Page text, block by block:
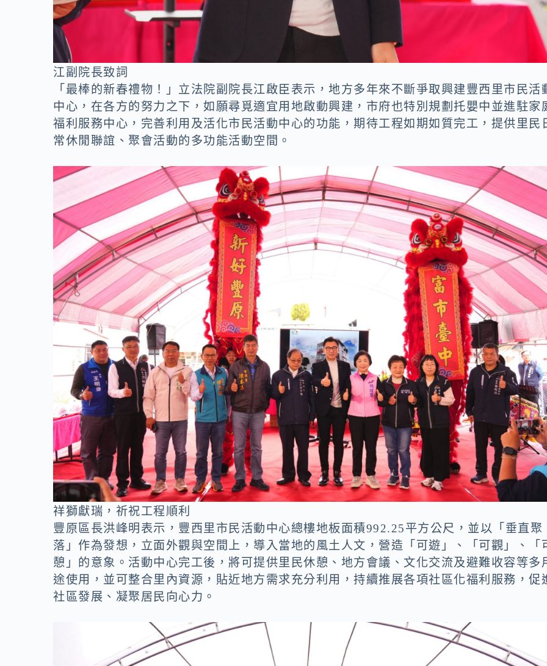
江副院長致詞
「最棒的新春禮物！」立法院副院長江啟臣表示，地方多年來不斷爭取興建豐西里市民活
中心，在各方的努力之下，如願尋覓適宜用地啟動興建，市府也特別規劃托嬰中並進駐家
福利服務中心，完善利用及活化市民活動中心的功能，期待工程如期如質完工，提供里民
常休閒聯誼、聚會活動的多功能活動空間。
祥獅獻瑞，祈祝工程順利
豐原區長洪峰明表示，豐西里市民活動中心總樓地板面積992.25平方公尺，並以「垂直聚
落」作為發想，立面外觀與空間上，導入當地的風土人文，營造「可遊」、「可觀」、「
憩」的意象。活動中心完工後，將可提供里民休憩、地方會議、文化交流及避難收容等多
途使用，並可整合里內資源，貼近地方需求充分利用，持續推展各項社區化福利服務，促
社區發展、凝聚居民向心力。